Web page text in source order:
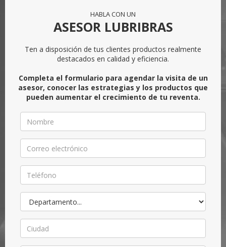
HABLA CON UN
ASESOR LUBRIBRAS
Ten a disposición de tus clientes productos realmente
destacados en calidad y eficiencia.
Completa el formulario para agendar la visita de un
asesor, conocer las estrategias y los productos que
pueden aumentar el crecimiento de tu reventa.